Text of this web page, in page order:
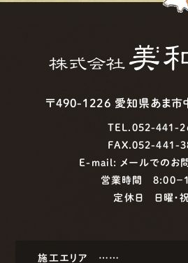
〒490-1226 愛知県あま市
TEL.052-441-
FAX.052-441-
E-mail: メールでのお
営業時間
定休日 日曜・
施工エリア ……